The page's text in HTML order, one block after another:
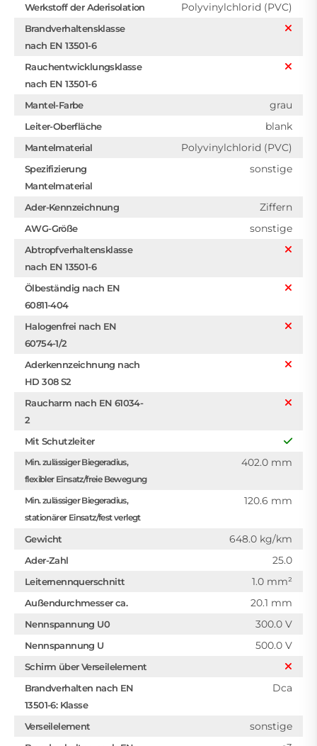
Werkstoff der Aderisolation Polyvinylchlorid (PVC)
Brandverhaltensklasse
nach EN 13501-6
Rauchentwicklungsklasse
nach EN 13501-6
Mantel-Farbe
grau
Leiter-Oberfläche blank
Mantelmaterial Polyvinylchlorid (PVC)
Spezifizierung
Mantelmaterial
sonstige
Ader-Kennzeichnung Ziffern
AWG-Größe sonstige
Abtropfverhaltensklasse
nach EN 13501-6
Ölbeständig nach EN
60811-404
Halogenfrei nach EN
60754-1/2
Aderkennzeichnung nach
HD 308 S2
Raucharm nach EN 61034-
2
Mit Schutzleiter
Min. zulässiger Biegeradius,
flexibler Einsatz/freie Bewegung
402.0 mm
Min. zulässiger Biegeradius,
stationärer Einsatz/fest verlegt
120.6 mm
Gewicht 648.0 kg/km
Ader-Zahl 25.0
Leiternennquerschnitt 1.0 mm²
Außendurchmesser ca. 20.1 mm
Nennspannung U0 300.0 V
Nennspannung U 500.0 V
Schirm über Verseilelement
Brandverhalten nach EN
13501-6: Klasse
Dca
Verseilelement sonstige